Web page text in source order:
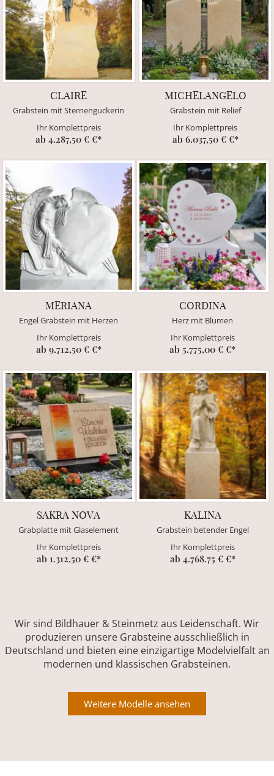
CLAIRE
Grabstein mit Sternenguckerin
Ihr Komplettpreis
ab 4.287,50 € €*
MICHELANGELO
Grabstein mit Relief
Ihr Komplettpreis
ab 6.037,50 € €*
MERIANA
Engel Grabstein mit Herzen
Ihr Komplettpreis
ab 9.712,50 € €*
CORDINA
Herz mit Blumen
Ihr Komplettpreis
ab 5.775,00 € €*
SAKRA NOVA
Grabplatte mit Glaselement
Ihr Komplettpreis
ab 1.312,50 € €*
KALINA
Grabstein betender Engel
Ihr Komplettpreis
ab 4.768.75 € €*
Wir sind Bildhauer & Steinmetz aus Leidenschaft. Wir
produzieren unsere Grabsteine ausschließlich in
Deutschland und bieten eine einzigartige Modelvielfalt an
modernen und klassischen Grabsteinen.
Weitere Modelle ansehen